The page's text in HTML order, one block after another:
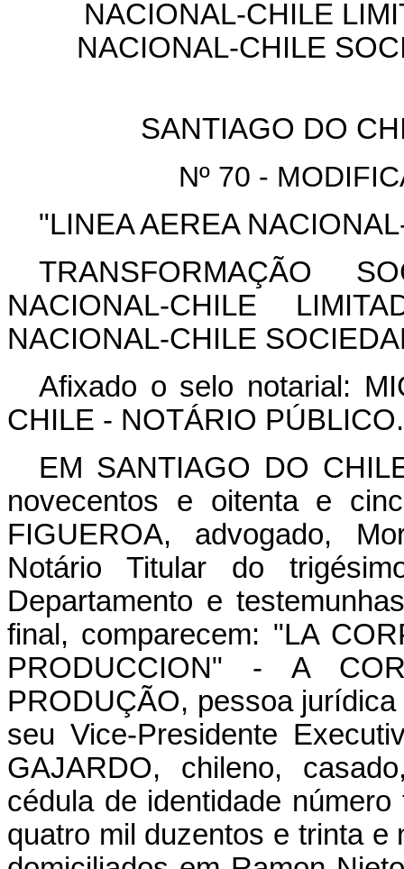
NACIONAL-CHILE
NACIONAL-CHILE
SANTIAGO DO
Nº 70 -
"LINEA AEREA
TRANSFORMAÇÃO
NACIONAL-CHILE
NACIONAL-CHILE
Afixado o selo notarial:
CHILE - NOTÁRIO PÚBLICO.
EM SANTIAGO DO
novecentos e oitenta e
FIGUEROA, advogado,
Notário Titular do
Departamento e
final, comparecem: "LA
PRODUCCION" - A
PRODUÇÃO, pessoa
seu Vice-Presidente
GAJARDO, chileno,
cédula de identidade
quatro mil duzentos e trinta